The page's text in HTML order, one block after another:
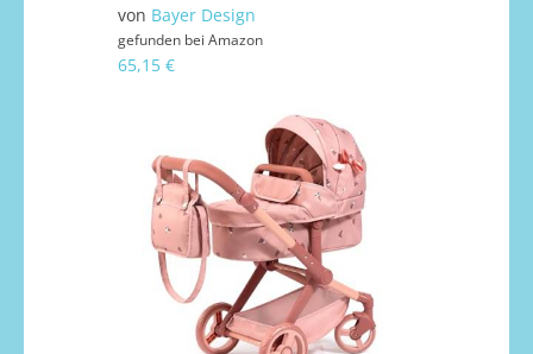
von Bayer Design
gefunden bei Amazon
65,15 €